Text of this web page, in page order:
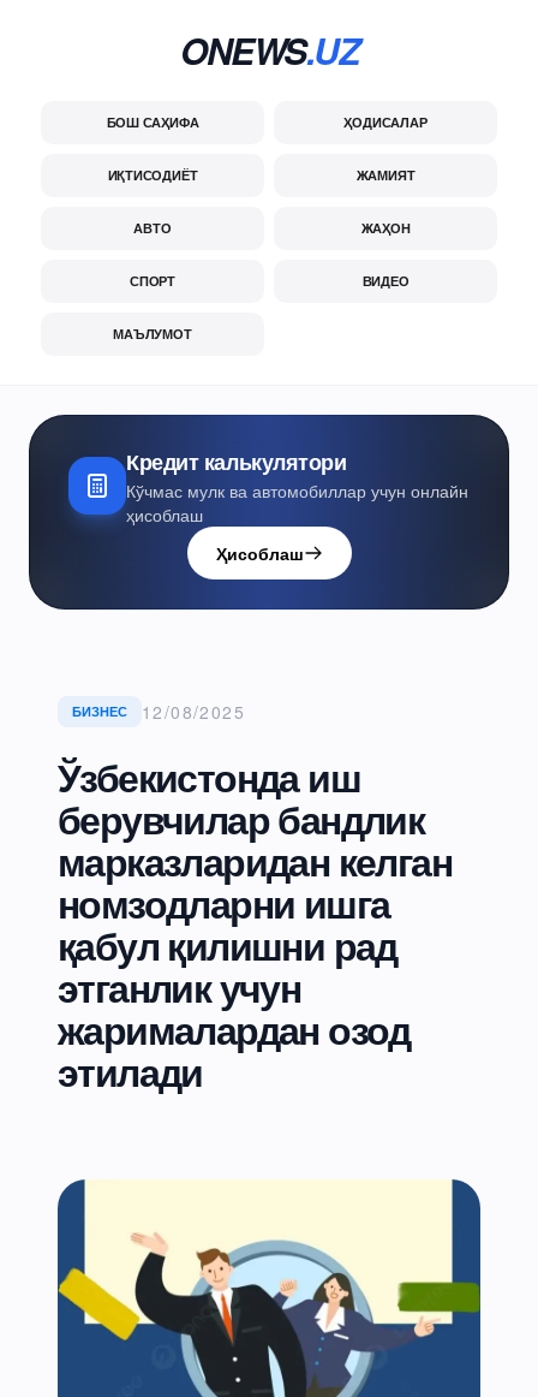
ONEWS.UZ
БОШ САҲИФА ҲОДИСАЛАР
ИҚТИСОДИЁТ ЖАМИЯТ
АВТО ЖАҲОН
СПОРТ ВИДЕО
МАЪЛУМОТ
Кредит калькулятори
Кўчмас мулк ва автомобиллар учун онлайн
ҳисоблаш
Ҳисоблаш
БИЗНЕС 12/08/2025
Ўзбекистонда иш
берувчилар бандлик
марказларидан келган
номзодларни ишга
қабул қилишни рад
этганлик учун
жарималардан озод
этилади